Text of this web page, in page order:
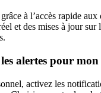
à l’accès rapide aux
et des mises à jour sur
alertes pour mon
activez les